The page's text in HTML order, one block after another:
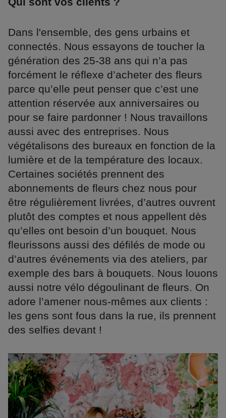
Dans l'ensemble, des gens urbains et
connectés. Nous essayons de toucher la
génération des 25-38 ans qui n’a pas
forcément le réflexe d’acheter des fleurs
parce qu’elle peut penser que c’est une
attention réservée aux anniversaires ou
pour se faire pardonner ! Nous travaillons
aussi avec des entreprises. Nous
végétalisons des bureaux en fonction de la
lumière et de la température des locaux.
Certaines sociétés prennent des
abonnements de fleurs chez nous pour
être régulièrement livrées, d’autres ouvrent
plutôt des comptes et nous appellent dès
qu’elles ont besoin d’un bouquet. Nous
fleurissons aussi des défilés de mode ou
d’autres événements via des ateliers, par
exemple des bars à bouquets. Nous louons
aussi notre vélo dégoulinant de fleurs. On
adore l’amener nous-mêmes aux clients :
les gens sont fous dans la rue, ils prennent
des selfies devant !